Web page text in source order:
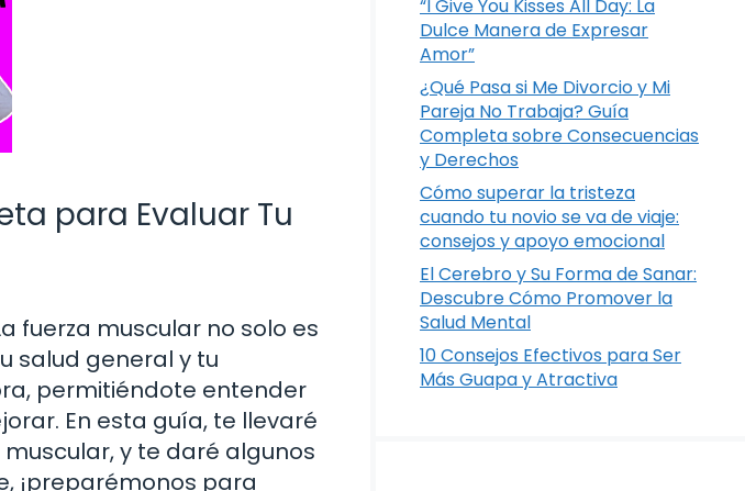
para Evaluar Tu
fuerza muscular no solo es
salud general y tu
permitiéndote entender
En esta guía, te llevaré
y te daré algunos
¡preparémonos para
“I Give You Kisses All Day: La
Dulce Manera de Expresar
Amor”
¿Qué Pasa si Me Divorcio y Mi
Pareja No Trabaja? Guía
Completa sobre Consecuencias
y Derechos
Cómo superar la tristeza
cuando tu novio se va de viaje:
consejos y apoyo emocional
El Cerebro y Su Forma de Sanar:
Descubre Cómo Promover la
Salud Mental
10 Consejos Efectivos para Ser
Más Guapa y Atractiva